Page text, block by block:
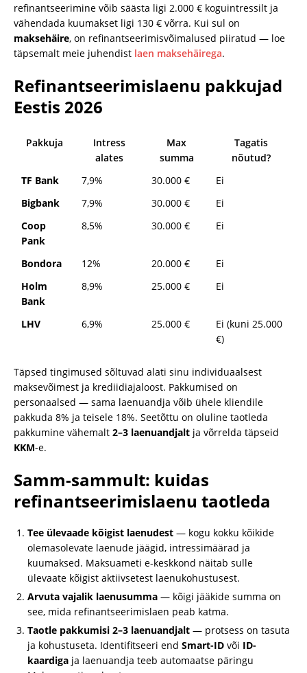
refinantseerimine võib säästa ligi 2.000 € koguintressilt ja
vähendada kuumakset ligi 130 € võrra. Kui sul on
maksehäire, on refinantseerimisvõimalused piiratud — loe
täpsemalt meie juhendist laen maksehäirega.
Refinantseerimislaenu pakkujad
Eestis 2026
Pakkuja
Intress
alates
Max
summa
Tagatis
nõutud?
TF Bank
7,9% 30.000 €
Ei
Bigbank
7,9% 30.000 €
Ei
Coop
Pank
8,5% 30.000 € Ei
Bondora 12% 20.000 €
Ei
Holm
Bank
8,9% 25.000 € Ei
LHV 6,9% 25.000 €
Ei (kuni 25.000
€)
Täpsed tingimused sõltuvad alati sinu individuaalsest
maksevõimest ja krediidiajaloost. Pakkumised on
personaalsed — sama laenuandja võib ühele kliendile
pakkuda 8% ja teisele 18%. Seetõttu on oluline taotleda
pakkumine vähemalt 2–3 laenuandjalt ja võrrelda täpseid
KKM-e.
Samm-sammult: kuidas
refinantseerimislaenu taotleda
Tee ülevaade kõigist laenudest — kogu kokku kõikide
olemasolevate laenude jäägid, intressimäärad ja
kuumaksed. Maksuameti e-keskkond näitab sulle
ülevaate kõigist aktiivsetest laenukohustusest.
Arvuta vajalik laenusumma — kõigi jääkide summa on
see, mida refinantseerimislaen peab katma.
Taotle pakkumisi 2–3 laenuandjalt — protsess on tasuta
ja kohustuseta. Identifitseeri end Smart-ID või ID-
kaardiga ja laenuandja teeb automaatse päringu